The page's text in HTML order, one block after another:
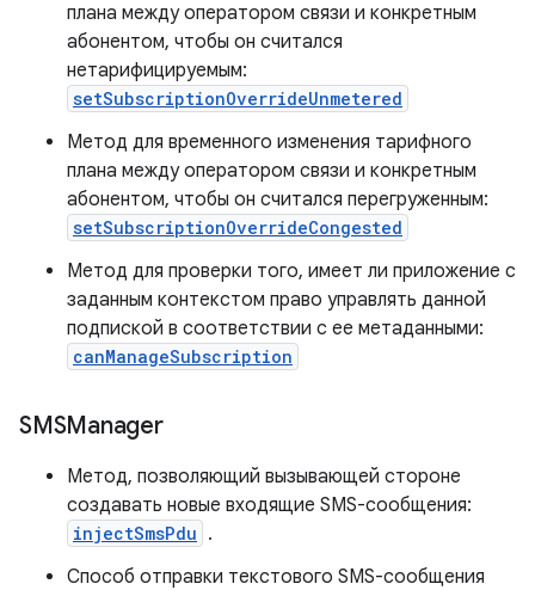
плана между оператором связи и конкретным
абонентом, чтобы он считался
нетарифицируемым:
setSubscriptionOverrideUnmetered
Метод для временного изменения тарифного
плана между оператором связи и конкретным
абонентом, чтобы он считался перегруженным:
setSubscriptionOverrideCongested
Метод для проверки того, имеет ли приложение с
заданным контекстом право управлять данной
подпиской в ​​соответствии с ее метаданными:
canManageSubscription
SMSManager
Метод, позволяющий вызывающей стороне
создавать новые входящие SMS-сообщения:
injectSmsPdu .
Способ отправки текстового SMS-сообщения